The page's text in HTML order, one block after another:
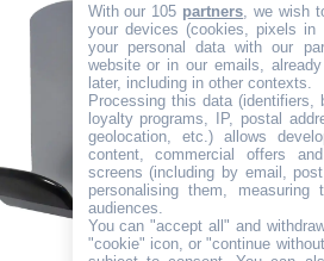
With our 105 partners , we wish
your devices (cookies, pixels
your personal data with our
website or in our emails,
later, including in other contexts.
Processing this data (identifiers,
loyalty programs, IP, postal
geolocation, etc.) allows
content, commercial offers
screens (including by email,
personalising them, measuring
audiences.
You can "accept all" and
"cookie" icon, or "continue